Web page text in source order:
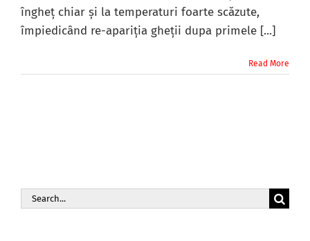
îngheţ chiar şi la temperaturi foarte scăzute,
împiedicând re-apariţia gheţii dupa primele [...]
Read More
Search